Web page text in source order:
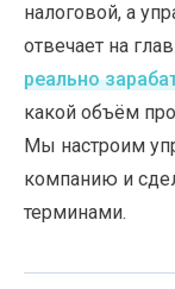
налоговой, а
отвечает на
реально
какой объём
Мы настроим
компанию и
терминами.